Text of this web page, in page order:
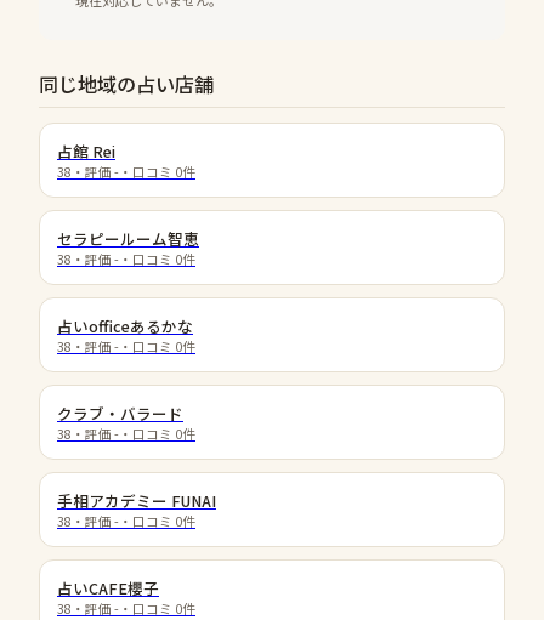
同じ地域の占い店舗
占館 Rei
38 ・評価 - ・口コミ 0件
セラピールーム智恵
38 ・評価 - ・口コミ 0件
占いofficeあるかな
38 ・評価 - ・口コミ 0件
クラブ・バラード
38 ・評価 - ・口コミ 0件
手相アカデミー FUNAI
38 ・評価 - ・口コミ 0件
占いCAFE櫻子
38 ・評価 - ・口コミ 0件